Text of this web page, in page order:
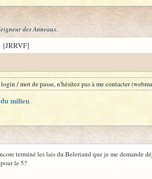
des Anneaux.
[JRRVF]
/ mot de passe, n'hésitez pas à me contacter
milieu
terminé les lais du Beleriand que je me demande
le 5?